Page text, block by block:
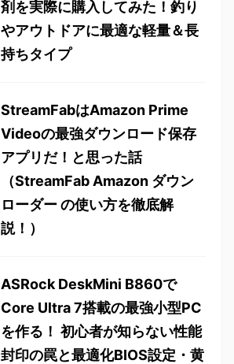
剤を実際に購入してみた！釣り
やアウトドアに最適な軽量＆長
持ちタイプ
StreamFabはAmazon Prime
Videoの最強ダウンロード保存
アプリだ！と思った話
（StreamFab Amazon ダウン
ローダー の使い方を徹底解
説！）
ASRock DeskMini B860で
Core Ultra 7搭載の最強小型PC
を作る！ 初心者が知らない性能
封印の罠と最適化BIOS設定・黄